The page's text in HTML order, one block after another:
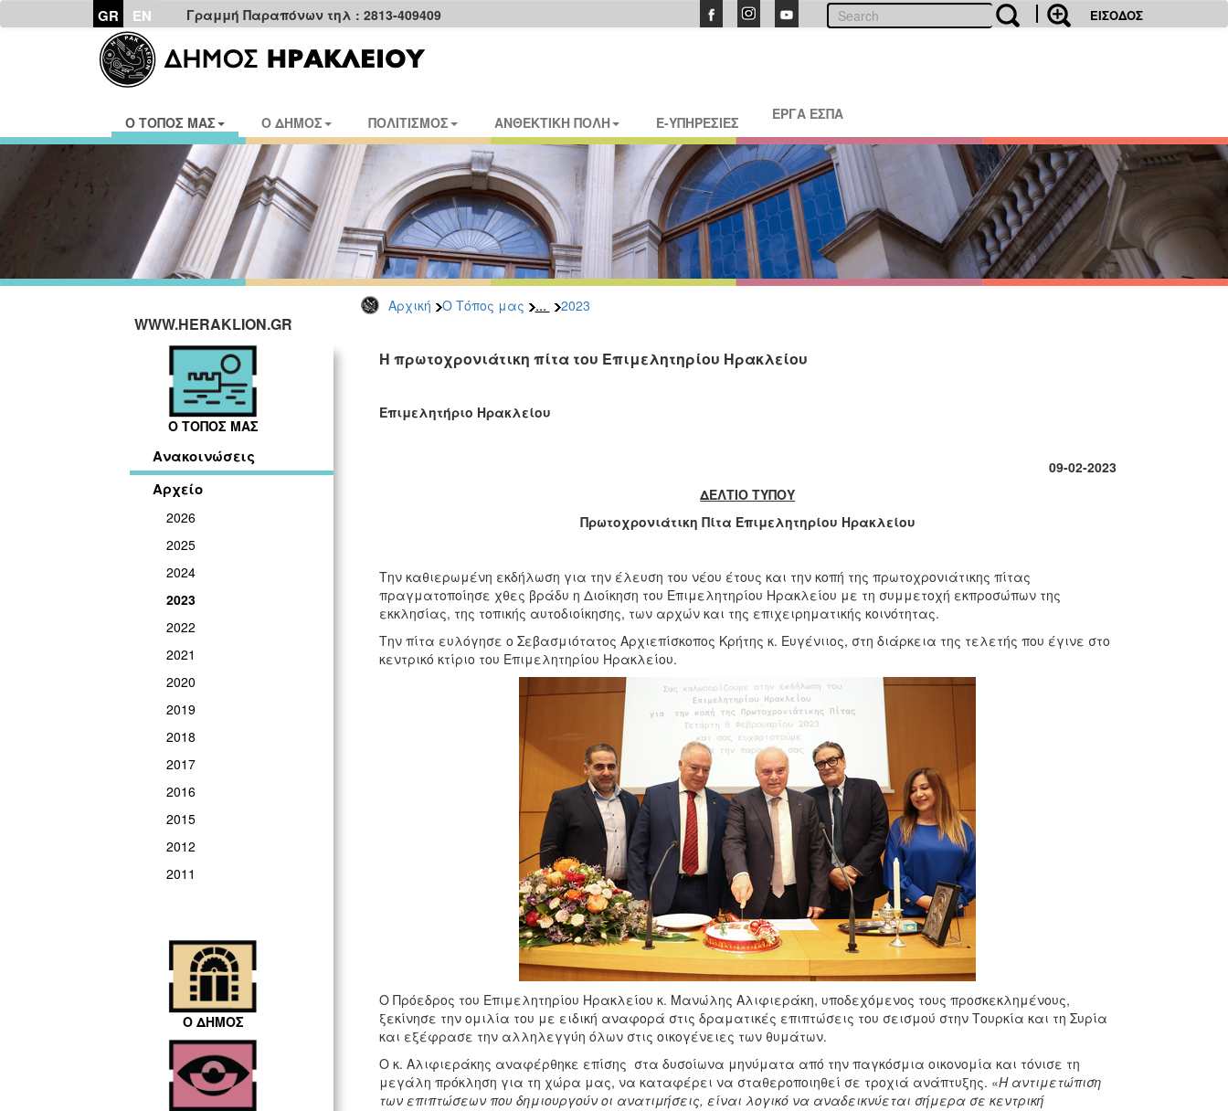
GR EN Γραμμή Παραπόνων τηλ : 2813-409409 ΕΙΣΟΔΟΣ
Ο ΤΟΠΟΣ ΜΑΣ Ο ΔΗΜΟΣ ΠΟΛΙΤΙΣΜΟΣ ΑΝΘΕΚΤΙΚΗ ΠΟΛΗ E-ΥΠΗΡΕΣΙΕΣ ΕΡΓΑ ΕΣΠΑ
Αρχική Ο Τόπος μας ... 2023
WWW.HERAKLION.GR
Ο ΤΟΠΟΣ ΜΑΣ
Ανακοινώσεις
Αρχείο
2026
2025
2024
2023
2022
2021
2020
2019
2018
2017
2016
2015
2012
2011
Ο ΔΗΜΟΣ
Η πρωτοχρονιάτικη πίτα του Επιμελητηρίου Ηρακλείου
Επιμελητήριο Ηρακλείου
09-02-2023
ΔΕΛΤΙΟ ΤΥΠΟΥ
Πρωτοχρονιάτικη Πίτα Επιμελητηρίου Ηρακλείου
Την καθιερωμένη εκδήλωση για την έλευση του νέου έτους και την κοπή της πρωτοχρονιάτικης πίτας
πραγματοποίησε χθες βράδυ η Διοίκηση του Επιμελητηρίου Ηρακλείου με τη συμμετοχή εκπροσώπων της
εκκλησίας, της τοπικής αυτοδιοίκησης, των αρχών και της επιχειρηματικής κοινότητας.
Την πίτα ευλόγησε ο Σεβασμιότατος Αρχιεπίσκοπος Κρήτης κ. Ευγένιιος, στη διάρκεια της τελετής που έγινε στο
κεντρικό κτίριο του Επιμελητηρίου Ηρακλείου.
Ο Πρόεδρος του Επιμελητηρίου Ηρακλείου κ. Μανώλης Αλιφιεράκη, υποδεχόμενος τους προσκεκλημένους,
ξεκίνησε την ομιλία του με ειδική αναφορά στις δραματικές επιπτώσεις του σεισμού στην Τουρκία και τη Συρία
και εξέφρασε την αλληλεγγύη όλων στις οικογένειες των θυμάτων.
Ο κ. Αλιφιεράκης αναφέρθηκε επίσης στα δυσοίωνα μηνύματα από την παγκόσμια οικονομία και τόνισε τη
μεγάλη πρόκληση για τη χώρα μας, να καταφέρει να σταθεροποιηθεί σε τροχιά ανάπτυξης. «Η αντιμετώπιση
των επιπτώσεων που δημιουργούν οι ανατιμήσεις, είναι λογικό να αναδεικνύεται σήμερα σε κεντρική